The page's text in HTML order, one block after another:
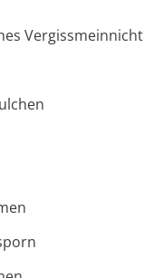
Vergissmeinnicht